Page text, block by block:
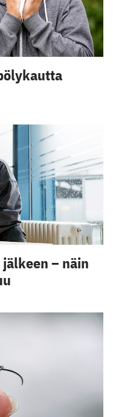
– näin